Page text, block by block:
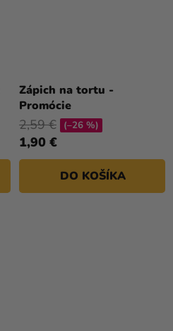
Zápich na tortu -
Promócie
1,90 €
2,59 € (–26 %)
DO KOŠÍKA